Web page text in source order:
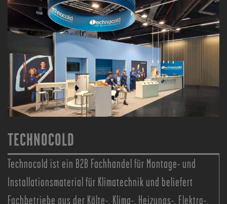
TECHNOCOLD
Technocold ist ein B2B Fachhandel für Montage- und
Installationsmaterial für Klimatechnik und beliefert
Fachbetriebe aus der Kälte-, Klima-, Heizungs-, Elektro-,